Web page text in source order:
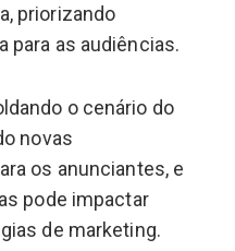
priorizando
para as audiências.
o cenário do
novas
os anunciantes, e
pode impactar
de marketing.